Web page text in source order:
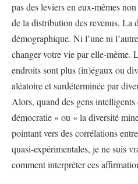
pas des leviers en eux-mêmes
de la distribution des revenus. La
démographique. Ni l’une ni
changer votre vie par elle-même.
endroits sont plus (in)égaux ou
aléatoire et surdéterminée par
Alors, quand des gens
démocratie » ou « la diversité
pointant vers des corrélations
quasi-expérimentales, je ne suis
comment interpréter ces